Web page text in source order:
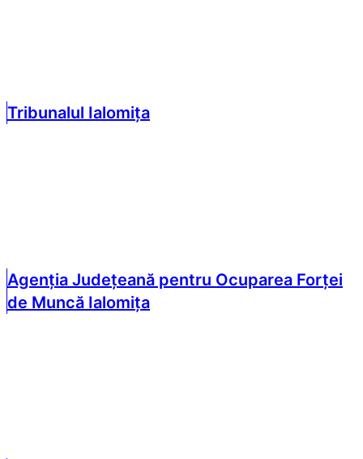
Tribunalul Ialomița
Agenția Județeană pentru Ocuparea Forței
de Muncă Ialomița